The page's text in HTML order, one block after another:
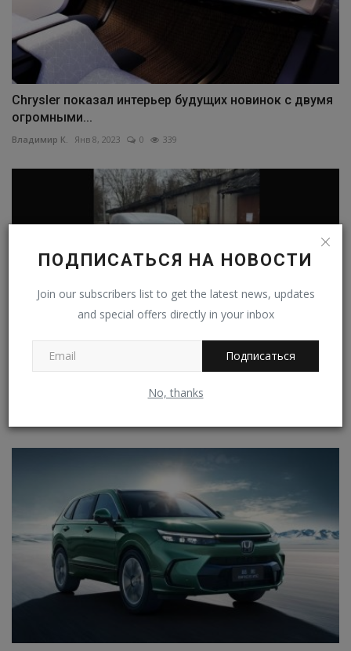
ПОДПИСАТЬСЯ НА НОВОСТИ
Join our subscribers list to get the latest news, updates
and special offers directly in your inbox
Подписаться
No, thanks
Chrysler показал интерьер будущих новинок с двумя
огромными...
Владимир К. Янв 8, 2023 0 339